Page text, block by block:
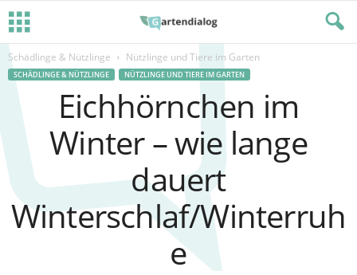
Schädlinge & Nützlinge Nützlinge und Tiere im Garten
SCHÄDLINGE & NÜTZLINGE NÜTZLINGE UND TIERE IM GARTEN
Eichhörnchen im
Winter – wie lange
dauert
Winterschlaf/Winterruh
e